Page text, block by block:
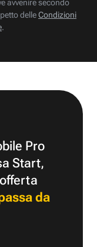
avvenire secondo
delleCondizioni
.
Pro
Start,
da